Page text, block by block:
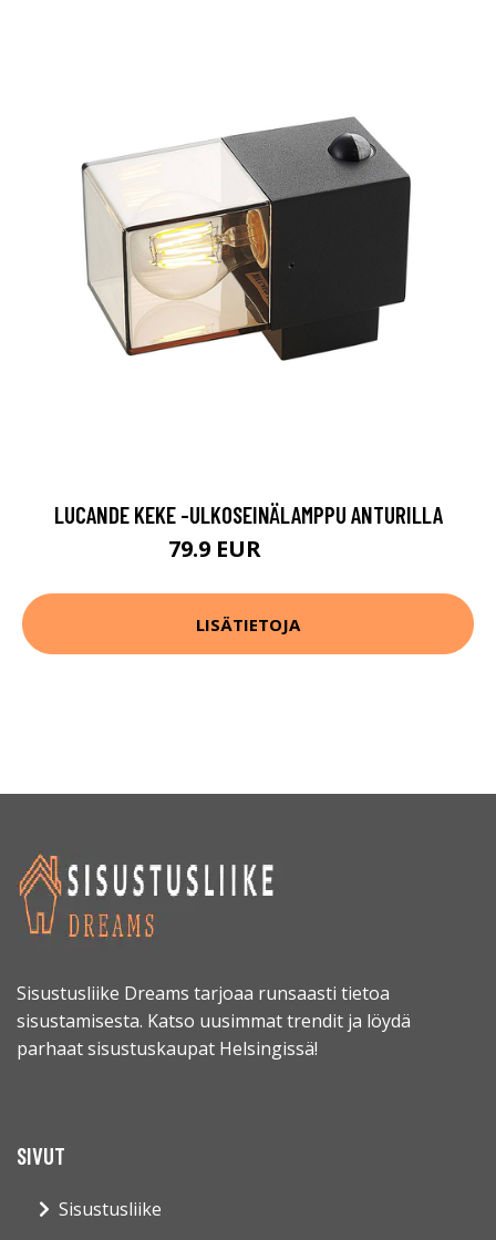
LUCANDE KEKE -ULKOSEINÄLAMPPU ANTURILLA
79.9 EUR
LISÄTIETOJA
Sisustusliike Dreams tarjoaa runsaasti tietoa
sisustamisesta. Katso uusimmat trendit ja löydä
parhaat sisustuskaupat Helsingissä!
SIVUT
Sisustusliike